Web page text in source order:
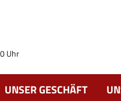
Uhr
UNSER GESCHÄFT